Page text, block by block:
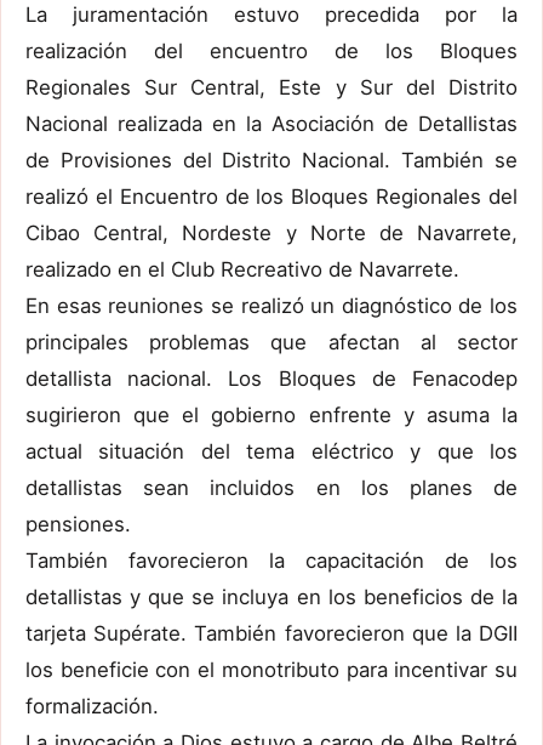
La juramentación estuvo precedida por la
realización del encuentro de los Bloques
Regionales Sur Central, Este y Sur del Distrito
Nacional realizada en la Asociación de Detallistas
de Provisiones del Distrito Nacional. También se
realizó el Encuentro de los Bloques Regionales del
Cibao Central, Nordeste y Norte de Navarrete,
realizado en el Club Recreativo de Navarrete.
En esas reuniones se realizó un diagnóstico de los
principales problemas que afectan al sector
detallista nacional. Los Bloques de Fenacodep
sugirieron que el gobierno enfrente y asuma la
actual situación del tema eléctrico y que los
detallistas sean incluidos en los planes de
pensiones.
También favorecieron la capacitación de los
detallistas y que se incluya en los beneficios de la
tarjeta Supérate. También favorecieron que la DGII
los beneficie con el monotributo para incentivar su
formalización.